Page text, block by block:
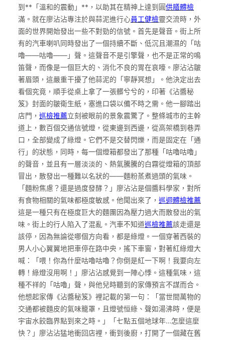
到**「溫和的震動」**，以助其在精神上達到圓供膳體檢
滿。就在廖沾沾專注於與蒜泥進行心員工健檢靈交流時，外
面的世界開始發出一些不對勁的信號。首先是聲音。街上所
有的汽車喇叭同時發出了一個持續不斷、低沉且潮濕的「咕
嚕——咕嚕——」聲。這聲音不是引擎聲，也不是正常的鳴
笛聲，而像是一個巨大的、消化不良的胃在哀嚎。廖沾沾皺
著眉頭，這嚴重干擾了他蒜泥的「寧靜冥想」。他決定出去
看個究竟，順手從桌上拿了一張髒兮兮的，印著《沾醬秘
笈》封面的皺衛生紙，塞進口袋以備不時之需。他一腳踏出
店門， 巡檢推薦立刻被眼前的景象震驚了。整條城市的主幹
道上，數百個交通信號燈，從東邊到西邊，從高架橋到巷弄
口，全部變成了綠燈。它們不是交替閃爍，而是固定在「通
行」的狀態，同時，每一個燈箱都發出了那種「咕嚕咕嚕」
的聲音，並且有一層淡淡的、熱氣騰騰的白霧從燈箱的頂部
冒出，散發出一種難以名狀的——麵粉蒸煮過頭的氣味。
「麵粉焦慮？還是過度發酵？」廖沾沾是個醬料學家，對所
有食物相關的氣味都極度敏感。他聞出來了， 巡迴體檢推薦
這是一種只有在極度巨大的麵團因為壓力過大而散發出的氣
味。街上的行人陷入了混亂。汽車不知道巡檢推薦該走還是
該停，因為無論從哪個方向看，都是綠燈。一個穿著西裝的
男人小心翼翼地把車停在路中央，搖下車窗，對著紅綠燈大
喊：「喂！你為什麼咕嚕咕嚕？你倒是紅一下啊！我要向左
轉！綠燈沒用啊！」廖沾沾感覺到一陣心悸。這種氣味，這
種不祥的「咕嚕」聲，與他兒時聽到的家傳預言不謀而合。
他想起家傳《沾醬秘笈》裡記載的第一句：「當世間萬物的
交通都被麵皮的氣味籠罩，且燈號恒綠、聲如湯沸時，便是
宇宙水餃臨界點到來之時。」「七點五個地球年…怎麼這麼
快？」廖沾沾猛地衝回店裡，衝到後廚，打開了一個藏在舊